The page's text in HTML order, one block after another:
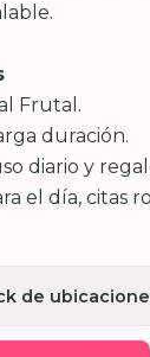
Frutal.
duración.
diario y
el día, citas
de